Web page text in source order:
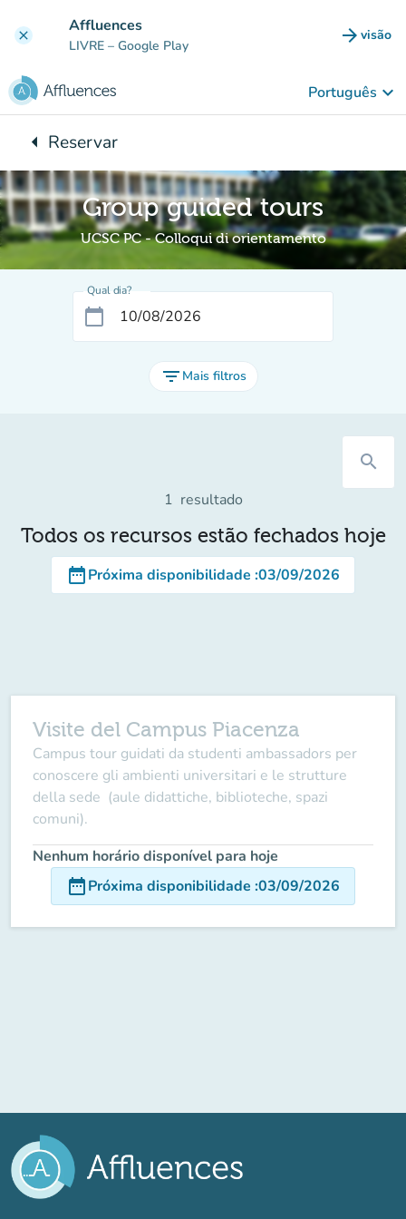
clear Affluences
LIVRE – Google Play arrow_forward visão
(novo
Português keyboard_arrow_down
arrow_leftVoltar para:
Reservar
Group guided tours
UCSC PC - Colloqui di orientamento
Qual dia?
calendar_today
filter_list Mais filtros
search
1 resultado
Todos os recursos estão fechados hoje
date_rangePróxima disponibilidade :03/09/2026
Visite del Campus Piacenza
Campus tour guidati da studenti ambassadors per
conoscere gli ambienti universitari e le strutture
della sede (aule didattiche, biblioteche, spazi
comuni).
Nenhum horário disponível para hoje
date_rangePróxima disponibilidade :03/09/2026